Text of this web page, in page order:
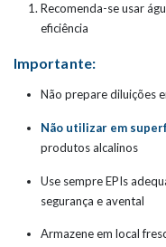
Recomenda-se usar
eficiência
Importante:
Não prepare diluições
Não utilizar em
produtos alcalinos
Use sempre EPIs
segurança e avental
Armazene em local